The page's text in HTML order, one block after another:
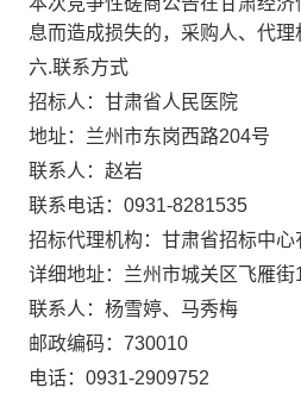
息而造成损失的，采购人、代理
六.联系方式
招标人： 甘肃省人民医院
地址： 兰州市东岗西路204号
联系人： 赵岩
联系电话： 0931-8281535
招标代理机构：甘肃省招标中心
详细地址：兰州市城关区飞雁街
联系人：杨雪婷、马秀梅
邮政编码： 730010
电话： 0931-2909752